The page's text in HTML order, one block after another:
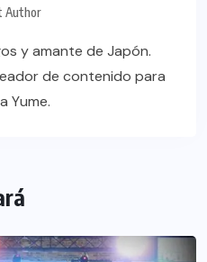
Author
y amante de Japón.
de contenido para
Yume.